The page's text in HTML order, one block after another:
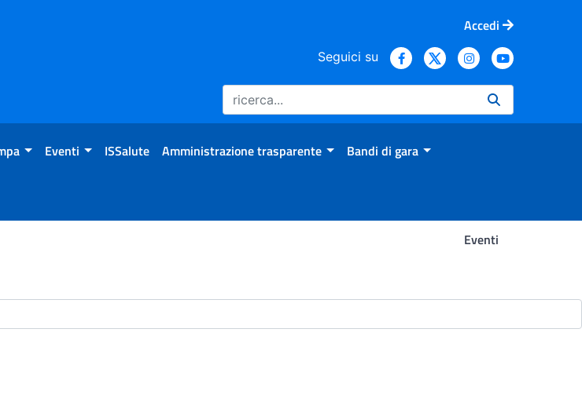
Accedi
Seguici su
Eventi ISSalute Amministrazione trasparente Bandi di gara
Eventi